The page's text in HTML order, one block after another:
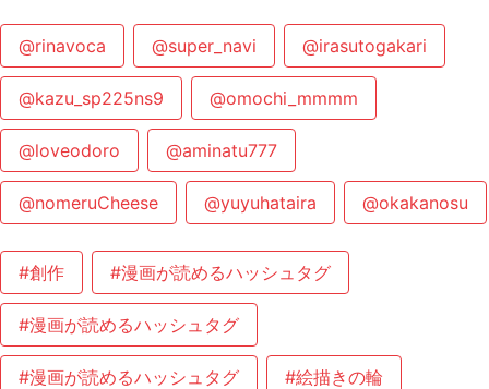
@rinavoca @super_navi @irasutogakari
@kazu_sp225ns9 @omochi_mmmm
@loveodoro @aminatu777
@nomeruCheese @yuyuhataira @okakanosu
#創作 #漫画が読めるハッシュタグ
#漫画が読めるハッシュタグ
#漫画が読めるハッシュタグ #絵描きの輪